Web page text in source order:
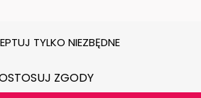
TYLKO NIEZBĘDNE
ZGODY